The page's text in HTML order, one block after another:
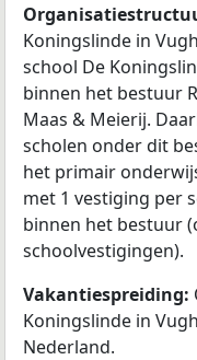
Koningslinde in
school De
binnen het bestuur
Maas & Meierij.
scholen onder dit
het primair
met 1 vestiging per
binnen het bestuur
schoolvestigingen).
Vakantiespreiding:
Koningslinde in
Nederland.